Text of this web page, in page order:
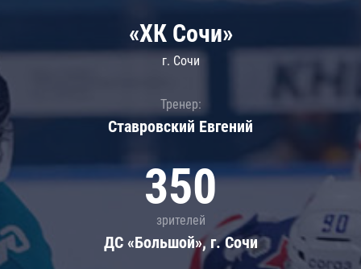
«ХК Сочи»
г. Сочи
Тренер:
Ставровский Евгений
350
зрителей
ДС «Большой», г. Сочи